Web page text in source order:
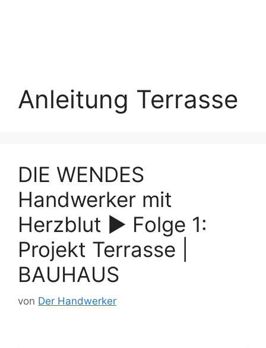
Anleitung Terrasse
DIE WENDES
Handwerker mit
Herzblut ► Folge 1:
Projekt Terrasse |
BAUHAUS
von Der Handwerker